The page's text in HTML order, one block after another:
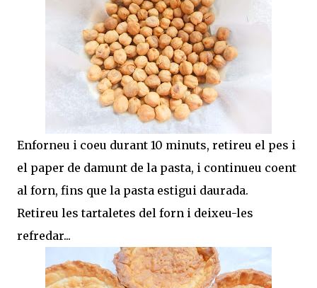
Enforneu i coeu durant 10 minuts, retireu el pes i
el paper de damunt de la pasta, i continueu coent
al forn, fins que la pasta estigui daurada.
Retireu les tartaletes del forn i deixeu-les
refredar...